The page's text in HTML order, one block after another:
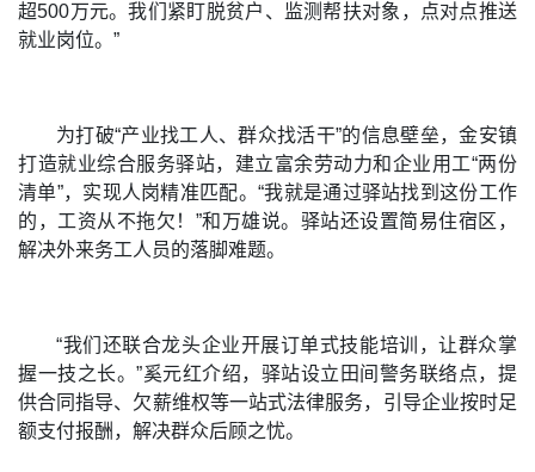
超500万元。我们紧盯脱贫户、监测帮扶对象，点对点推送
就业岗位。”
为打破“产业找工人、群众找活干”的信息壁垒，金安镇
打造就业综合服务驿站，建立富余劳动力和企业用工“两份
清单”，实现人岗精准匹配。“我就是通过驿站找到这份工作
的，工资从不拖欠！”和万雄说。驿站还设置简易住宿区，
解决外来务工人员的落脚难题。
“我们还联合龙头企业开展订单式技能培训，让群众掌
握一技之长。”奚元红介绍，驿站设立田间警务联络点，提
供合同指导、欠薪维权等一站式法律服务，引导企业按时足
额支付报酬，解决群众后顾之忧。